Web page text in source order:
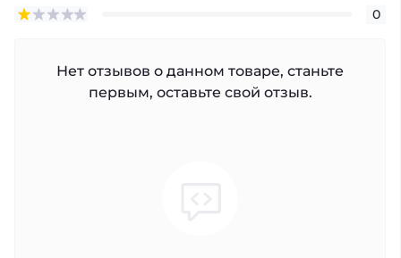
0
Нет отзывов о данном товаре, станьте
первым, оставьте свой отзыв.